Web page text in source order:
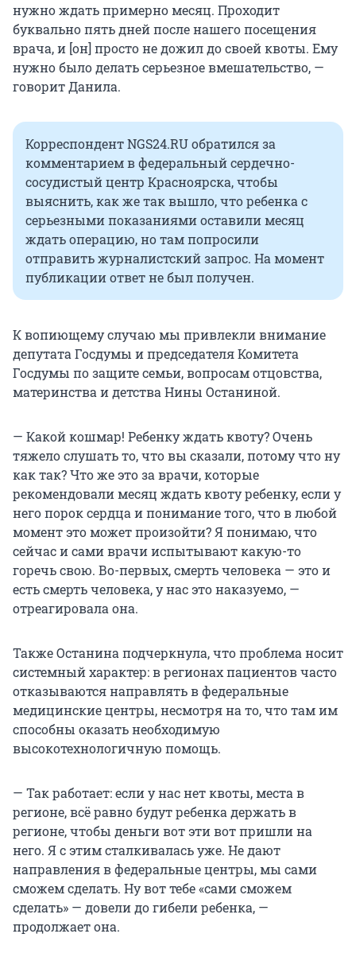
нужно ждать примерно месяц. Проходит
буквально пять дней после нашего посещения
врача, и [он] просто не дожил до своей квоты. Ему
нужно было делать серьезное вмешательство, —
говорит Данила.
Корреспондент NGS24.RU обратился за
комментарием в федеральный сердечно-
сосудистый центр Красноярска, чтобы
выяснить, как же так вышло, что ребенка с
серьезными показаниями оставили месяц
ждать операцию, но там попросили
отправить журналистский запрос. На момент
публикации ответ не был получен.
К вопиющему случаю мы привлекли внимание
депутата Госдумы и председателя Комитета
Госдумы по защите семьи, вопросам отцовства,
материнства и детства Нины Останиной.
— Какой кошмар! Ребенку ждать квоту? Очень
тяжело слушать то, что вы сказали, потому что ну
как так? Что же это за врачи, которые
рекомендовали месяц ждать квоту ребенку, если у
него порок сердца и понимание того, что в любой
момент это может произойти? Я понимаю, что
сейчас и сами врачи испытывают какую-то
горечь свою. Во-первых, смерть человека — это и
есть смерть человека, у нас это наказуемо, —
отреагировала она.
Также Останина подчеркнула, что проблема носит
системный характер: в регионах пациентов часто
отказываются направлять в федеральные
медицинские центры, несмотря на то, что там им
способны оказать необходимую
высокотехнологичную помощь.
— Так работает: если у нас нет квоты, места в
регионе, всё равно будут ребенка держать в
регионе, чтобы деньги вот эти вот пришли на
него. Я с этим сталкивалась уже. Не дают
направления в федеральные центры, мы сами
сможем сделать. Ну вот тебе «сами сможем
сделать» — довели до гибели ребенка, —
продолжает она.